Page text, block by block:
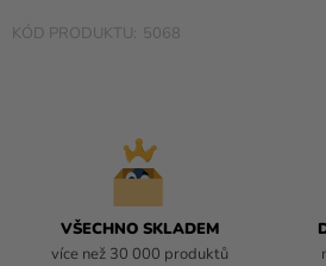
Tipy
5068
VŠECHNO SKLADEM
více než 30 000 produktů